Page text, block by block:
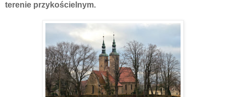
terenie przykościelnym.